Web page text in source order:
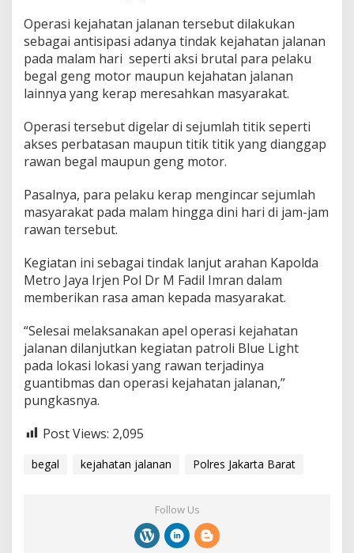
Operasi kejahatan jalanan tersebut dilakukan
sebagai antisipasi adanya tindak kejahatan jalanan
pada malam hari seperti aksi brutal para pelaku
begal geng motor maupun kejahatan jalanan
lainnya yang kerap meresahkan masyarakat.
Operasi tersebut digelar di sejumlah titik seperti
akses perbatasan maupun titik titik yang dianggap
rawan begal maupun geng motor.
Pasalnya, para pelaku kerap mengincar sejumlah
masyarakat pada malam hingga dini hari di jam-jam
rawan tersebut.
Kegiatan ini sebagai tindak lanjut arahan Kapolda
Metro Jaya Irjen Pol Dr M Fadil Imran dalam
memberikan rasa aman kepada masyarakat.
“Selesai melaksanakan apel operasi kejahatan
jalanan dilanjutkan kegiatan patroli Blue Light
pada lokasi lokasi yang rawan terjadinya
guantibmas dan operasi kejahatan jalanan,”
pungkasnya.
Post Views: 2,095
begal kejahatan jalanan Polres Jakarta Barat
Follow Us